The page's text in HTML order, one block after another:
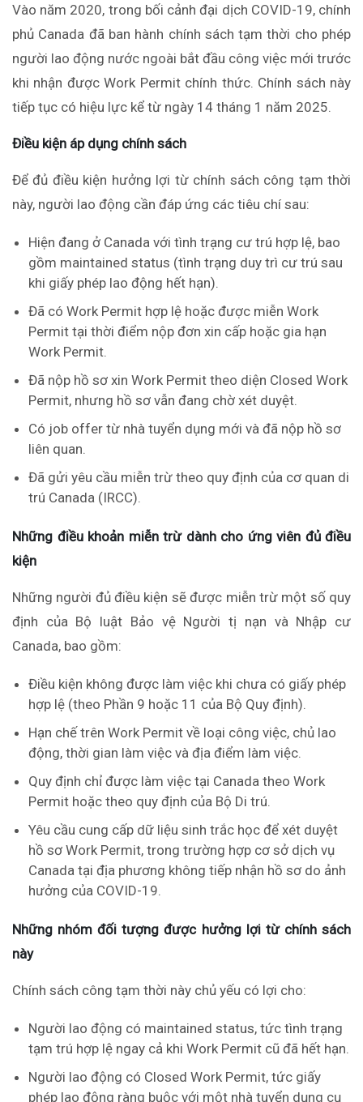
Vào năm 2020, trong bối cảnh đại dịch COVID-19, chính
phủ Canada đã ban hành chính sách tạm thời cho phép
người lao động nước ngoài bắt đầu công việc mới trước
khi nhận được Work Permit chính thức. Chính sách này
tiếp tục có hiệu lực kể từ ngày 14 tháng 1 năm 2025.
Điều kiện áp dụng chính sách
Để đủ điều kiện hưởng lợi từ chính sách công tạm thời
này, người lao động cần đáp ứng các tiêu chí sau:
Hiện đang ở Canada với tình trạng cư trú hợp lệ, bao
gồm maintained status (tình trạng duy trì cư trú sau
khi giấy phép lao động hết hạn).
Đã có Work Permit hợp lệ hoặc được miễn Work
Permit tại thời điểm nộp đơn xin cấp hoặc gia hạn
Work Permit.
Đã nộp hồ sơ xin Work Permit theo diện Closed Work
Permit, nhưng hồ sơ vẫn đang chờ xét duyệt.
Có job offer từ nhà tuyển dụng mới và đã nộp hồ sơ
liên quan.
Đã gửi yêu cầu miễn trừ theo quy định của cơ quan di
trú Canada (IRCC).
Những điều khoản miễn trừ dành cho ứng viên đủ điều
kiện
Những người đủ điều kiện sẽ được miễn trừ một số quy
định của Bộ luật Bảo vệ Người tị nạn và Nhập cư
Canada, bao gồm:
Điều kiện không được làm việc khi chưa có giấy phép
hợp lệ (theo Phần 9 hoặc 11 của Bộ Quy định).
Hạn chế trên Work Permit về loại công việc, chủ lao
động, thời gian làm việc và địa điểm làm việc.
Quy định chỉ được làm việc tại Canada theo Work
Permit hoặc theo quy định của Bộ Di trú.
Yêu cầu cung cấp dữ liệu sinh trắc học để xét duyệt
hồ sơ Work Permit, trong trường hợp cơ sở dịch vụ
Canada tại địa phương không tiếp nhận hồ sơ do ảnh
hưởng của COVID-19.
Những nhóm đối tượng được hưởng lợi từ chính sách
này
Chính sách công tạm thời này chủ yếu có lợi cho:
Người lao động có maintained status, tức tình trạng
tạm trú hợp lệ ngay cả khi Work Permit cũ đã hết hạn.
Người lao động có Closed Work Permit, tức giấy
phép lao động ràng buộc với một nhà tuyển dụng cụ